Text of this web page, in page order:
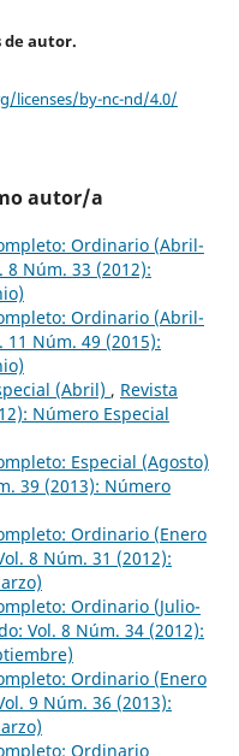
de autor.
licenses/by-nc-nd/4.0/
autor/a
Ordinario (Abril-
8 Núm. 33 (2012):
Ordinario (Abril-
11 Núm. 49 (2015):
(Abril) , Revista
Número Especial
Especial (Agosto)
39 (2013): Número
Ordinario (Enero
8 Núm. 31 (2012):
Ordinario (Julio-
Vol. 8 Núm. 34 (2012):
Ordinario (Enero
9 Núm. 36 (2013):
Ordinario